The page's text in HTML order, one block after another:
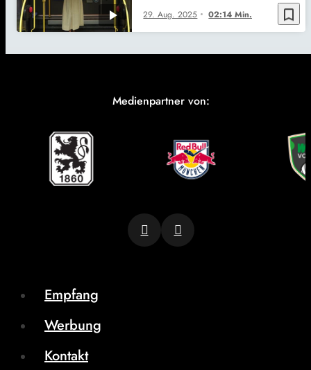
bookmark_border
29. Aug. 2025 02:14 Min.
Medienpartner von:
Empfang
Werbung
Kontakt